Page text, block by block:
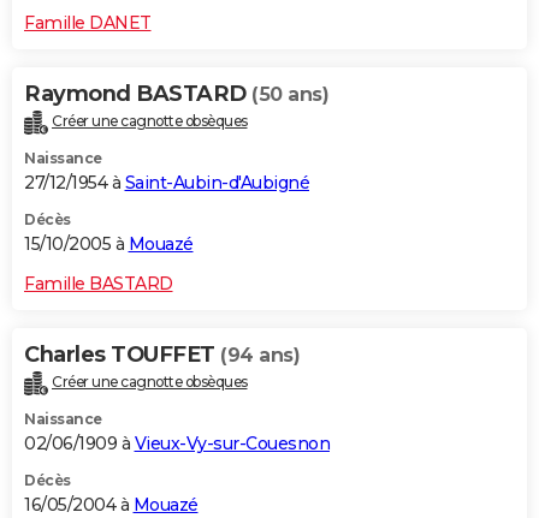
Famille DANET
Raymond BASTARD (50 ans)
Créer une cagnotte obsèques
Naissance
27/12/1954 à Saint-Aubin-d'Aubigné
Décès
15/10/2005 à Mouazé
Famille BASTARD
Charles TOUFFET (94 ans)
Créer une cagnotte obsèques
Naissance
02/06/1909 à Vieux-Vy-sur-Couesnon
Décès
16/05/2004 à Mouazé